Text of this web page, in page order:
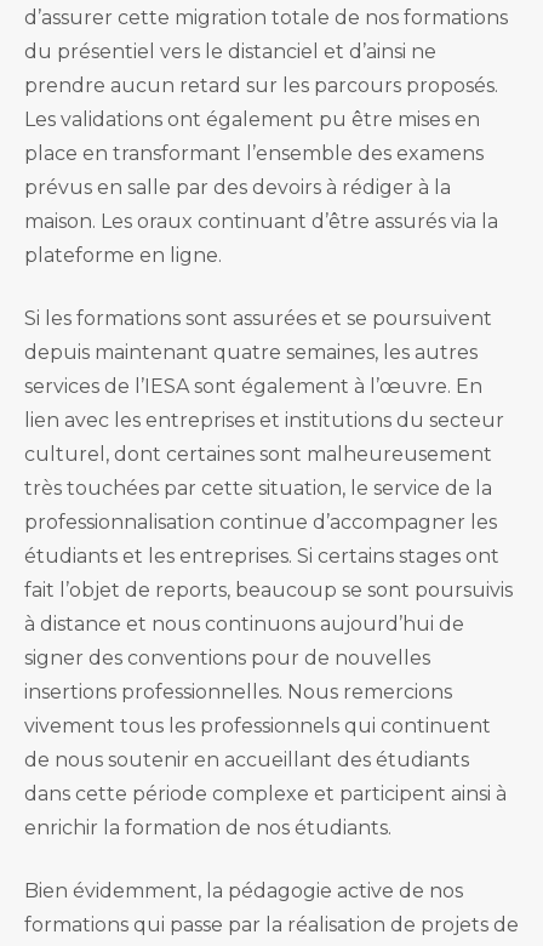
d’assurer cette migration totale de nos formations
du présentiel vers le distanciel et d’ainsi ne
prendre aucun retard sur les parcours proposés.
Les validations ont également pu être mises en
place en transformant l’ensemble des examens
prévus en salle par des devoirs à rédiger à la
maison. Les oraux continuant d’être assurés via la
plateforme en ligne.
Si les formations sont assurées et se poursuivent
depuis maintenant quatre semaines, les autres
services de l’IESA sont également à l’œuvre. En
lien avec les entreprises et institutions du secteur
culturel, dont certaines sont malheureusement
très touchées par cette situation, le service de la
professionnalisation continue d’accompagner les
étudiants et les entreprises. Si certains stages ont
fait l’objet de reports, beaucoup se sont poursuivis
à distance et nous continuons aujourd’hui de
signer des conventions pour de nouvelles
insertions professionnelles. Nous remercions
vivement tous les professionnels qui continuent
de nous soutenir en accueillant des étudiants
dans cette période complexe et participent ainsi à
enrichir la formation de nos étudiants.
Bien évidemment, la pédagogie active de nos
formations qui passe par la réalisation de projets de